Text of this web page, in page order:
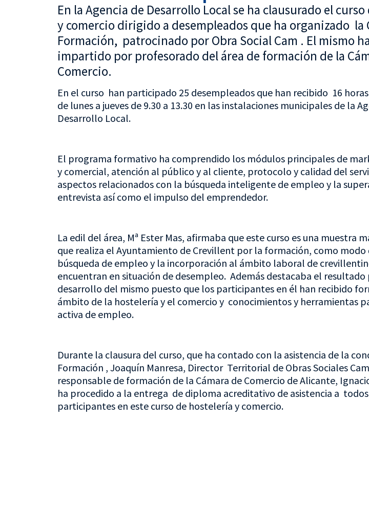
En la Agencia de Desarrollo Local se ha clausurado el
y comercio dirigido a desempleados que ha organizado la
Formación, patrocinado por Obra Social Cam . El mismo
impartido por profesorado del área de formación de la
Comercio.
En el curso han participado 25 desempleados que han recibido 16
de lunes a jueves de 9.30 a 13.30 en las instalaciones municipales de la
Desarrollo Local.
El programa formativo ha comprendido los módulos principales de
y comercial, atención al público y al cliente, protocolo y calidad del
aspectos relacionados con la búsqueda inteligente de empleo y la
entrevista así como el impulso del emprendedor.
La edil del área, Mª Ester Mas, afirmaba que este curso es una muestra
que realiza el Ayuntamiento de Crevillent por la formación, como
búsqueda de empleo y la incorporación al ámbito laboral de
encuentran en situación de desempleo. Además destacaba el
desarrollo del mismo puesto que los participantes en él han recibido
ámbito de la hostelería y el comercio y conocimientos y herramientas
activa de empleo.
Durante la clausura del curso, que ha contado con la asistencia de la
Formación , Joaquín Manresa, Director Territorial de Obras Sociales
responsable de formación de la Cámara de Comercio de Alicante,
ha procedido a la entrega de diploma acreditativo de asistencia a
participantes en este curso de hostelería y comercio.